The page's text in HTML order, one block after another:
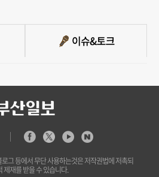
그 등에서 무단 사용하는것은 저작권법에 저촉되
제재를 받을 수 있습니다.